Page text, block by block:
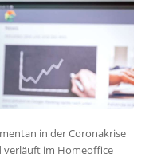
in der Coronakrise
verläuft im Homeoffice